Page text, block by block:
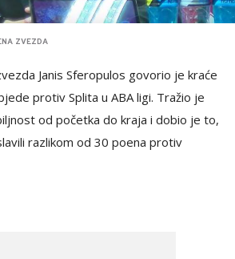
ZVEZDA
Janis Sferopulos govorio je kraće
protiv Splita u ABA ligi. Tražio je
od početka do kraja i dobio je to,
razlikom od 30 poena protiv